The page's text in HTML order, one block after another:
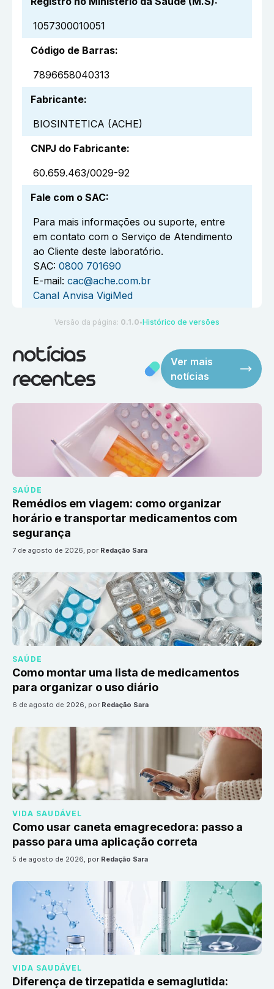
1057300010051
Código de Barras:
7896658040313
Fabricante:
BIOSINTETICA (ACHE)
CNPJ do Fabricante:
60.659.463/0029-92
Fale com o SAC:
Para mais informações ou suporte, entre
em contato com o Serviço de Atendimento
ao Cliente deste laboratório.
SAC: 0800 701690
E-mail: cac@ache.com.br
Canal Anvisa VigiMed
Versão da página: 0.1.0 ●Histórico de versões
notícias
recentes
Ver mais
notícias
SAÚDE
Remédios em viagem: como organizar
horário e transportar medicamentos com
segurança
7 de agosto de 2026, por Redação Sara
SAÚDE
Como montar uma lista de medicamentos
para organizar o uso diário
6 de agosto de 2026, por Redação Sara
VIDA SAUDÁVEL
Como usar caneta emagrecedora: passo a
passo para uma aplicação correta
5 de agosto de 2026, por Redação Sara
VIDA SAUDÁVEL
Diferença de tirzepatida e semaglutida: